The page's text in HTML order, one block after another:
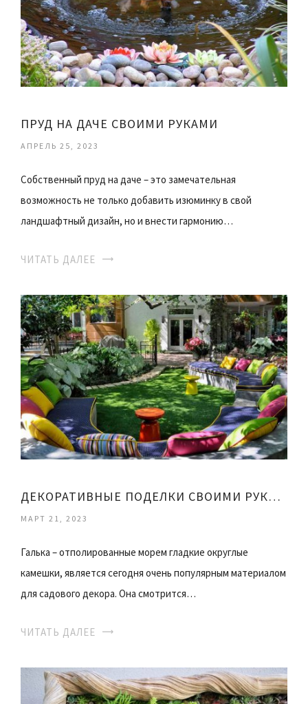
ПРУД НА ДАЧЕ СВОИМИ РУКАМИ
АПРЕЛЬ 25, 2023
Собственный пруд на даче – это замечательная
возможность не только добавить изюминку в свой
ландшафтный дизайн, но и внести гармонию…
ЧИТАТЬ ДАЛЕЕ
ДЕКОРАТИВНЫЕ ПОДЕЛКИ СВОИМИ РУКАМИ
МАРТ 21, 2023
Галька – отполированные морем гладкие округлые
камешки, является сегодня очень популярным материалом
для садового декора. Она смотрится…
ЧИТАТЬ ДАЛЕЕ